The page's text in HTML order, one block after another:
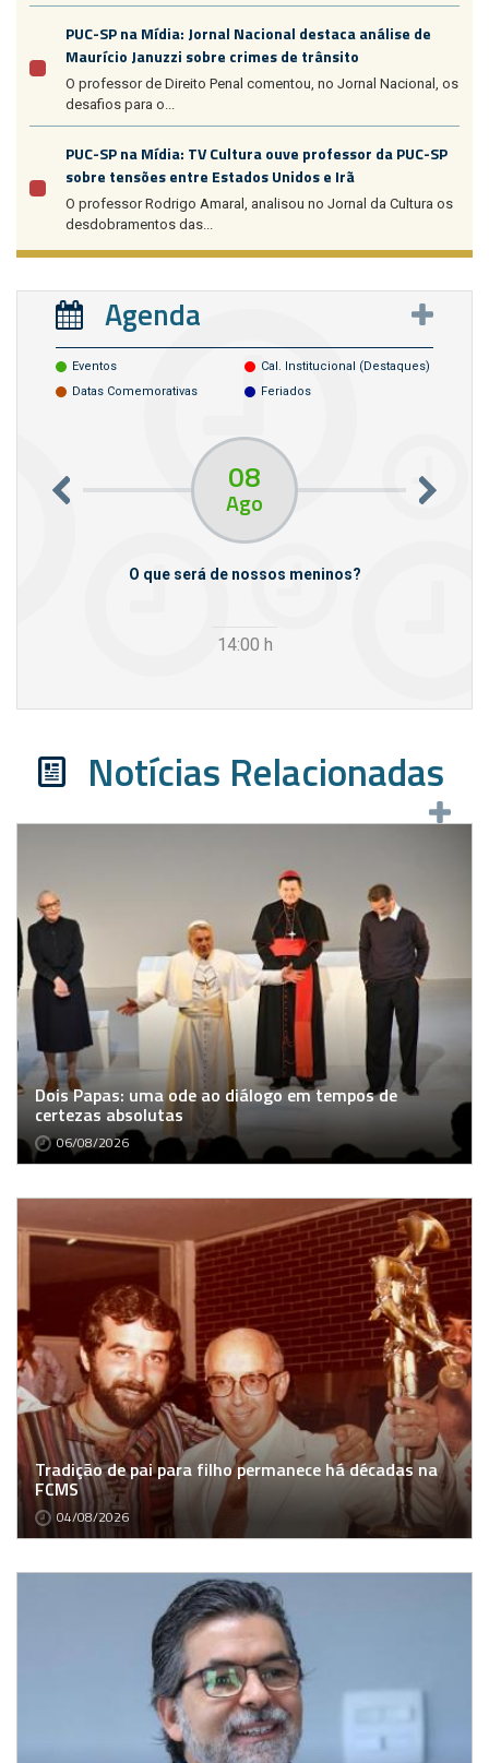
PUC-SP na Mídia: Jornal Nacional destaca análise de
Maurício Januzzi sobre crimes de trânsito
O professor de Direito Penal comentou, no Jornal Nacional, os
desafios para o...
PUC-SP na Mídia: TV Cultura ouve professor da PUC-SP
sobre tensões entre Estados Unidos e Irã
O professor Rodrigo Amaral, analisou no Jornal da Cultura os
desdobramentos das...
Agenda
Eventos
Cal. Institucional (destaques)
Datas Comemorativas
Feriados
08
Ago
O que será de nossos meninos?
14:00 h
Notícias Relacionadas
Dois Papas: uma ode ao diálogo em tempos de
certezas absolutas
06/08/2026
Tradição de pai para filho permanece há décadas na
FCMS
04/08/2026